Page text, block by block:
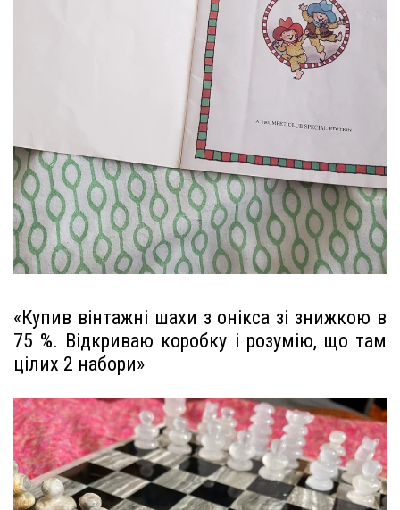
«Купив вінтажні шахи з онікса зі знижкою в
75 %. Відкриваю коробку і розумію, що там
цілих 2 набори»